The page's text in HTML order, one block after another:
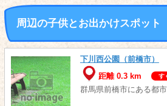
周辺の子供とお出かけスポット
下川西公園（前橋市）
距離 0.3 km
す
群馬県前橋市にある都